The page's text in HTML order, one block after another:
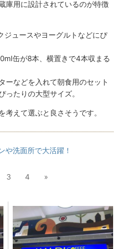
庫用に設計されているのが特徴
ュースやヨーグルトなどにぴ
缶が8本、横置きで4本収まる
などを入れて朝食用のセット
ったりの大型サイズ。
考えて選ぶと良さそうです。
や洗面所で大活躍！
3 4 »